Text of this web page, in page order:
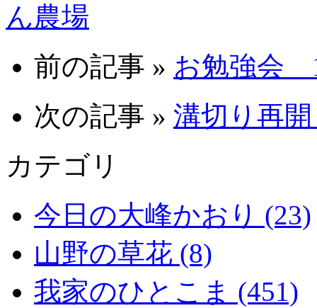
ん農場
前の記事 » お勉強会
次の記事 » 溝切り再
カテゴリ
今日の大峰かおり (23)
山野の草花 (8)
我家のひとこま (451)